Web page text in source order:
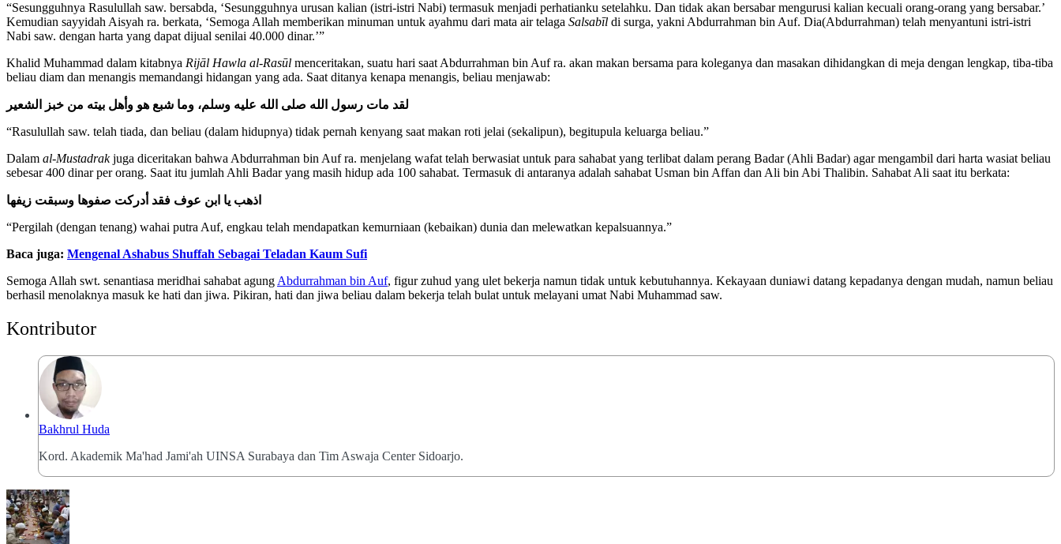
“Sesungguhnya Rasulullah saw. bersabda, ‘Sesungguhnya urusan kalian (istri-istri Nabi) termasuk menjadi perhatianku setelahku. Dan tidak akan bersabar mengurusi kalian kecuali orang-orang yang bersabar.’
Kemudian sayyidah Aisyah ra. berkata, ‘Semoga Allah memberikan minuman untuk ayahmu dari mata air telaga Salsabīl di surga, yakni Abdurrahman bin Auf. Dia(Abdurrahman) telah menyantuni istri-istri
Nabi saw. dengan harta yang dapat dijual senilai 40.000 dinar.’”
Khalid Muhammad dalam kitabnya Rijāl Hawla al-Rasūl menceritakan, suatu hari saat Abdurrahman bin Auf ra. akan makan bersama para koleganya dan masakan dihidangkan di meja dengan lengkap, tiba-tiba
beliau diam dan menangis memandangi hidangan yang ada. Saat ditanya kenapa menangis, beliau menjawab:
لقد مات رسول الله صلى الله عليه وسلم، وما شبع هو وأهل بيته من خبز الشعير
“Rasulullah saw. telah tiada, dan beliau (dalam hidupnya) tidak pernah kenyang saat makan roti jelai (sekalipun), begitupula keluarga beliau.”
Dalam al-Mustadrakjuga diceritakan bahwa Abdurrahman bin Auf ra. menjelang wafat telah berwasiat untuk para sahabat yang terlibat dalam perang Badar (Ahli Badar) agar mengambil dari harta wasiat beliau
sebesar 400 dinar per orang. Saat itu jumlah Ahli Badar yang masih hidup ada 100 sahabat. Termasuk di antaranya adalah sahabat Usman bin Affan dan Ali bin Abi Thalibin. Sahabat Ali saat itu berkata:
اذهب يا ابن عوف فقد أدركت صفوها وسبقت زيفها
“Pergilah (dengan tenang) wahai putra Auf, engkau telah mendapatkan kemurniaan (kebaikan) dunia dan melewatkan kepalsuannya.”
Baca juga: Mengenal Ashabus Shuffah Sebagai Teladan Kaum Sufi
Semoga Allah swt. senantiasa meridhai sahabat agung Abdurrahman bin Auf, figur zuhud yang ulet bekerja namun tidak untuk kebutuhannya. Kekayaan duniawi datang kepadanya dengan mudah, namun beliau
berhasil menolaknya masuk ke hati dan jiwa. Pikiran, hati dan jiwa beliau dalam bekerja telah bulat untuk melayani umat Nabi Muhammad saw.
Kontributor
Bakhrul Huda
Kord. Akademik Ma'had Jami'ah UINSA Surabaya dan Tim Aswaja Center Sidoarjo.